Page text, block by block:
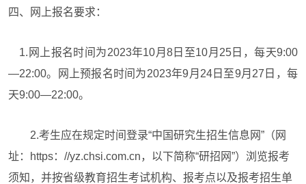
四、网上报名要求：
1.网上报名时间为2023年10月8日至10月25日，每天9:00
—22:00。网上预报名时间为2023年9月24日至9月27日，每
天9:00—22:00。
2.考生应在规定时间登录“中国研究生招生信息网”（网
址：https：//yz.chsi.com.cn，以下简称“研招网”）浏览报考
须知，并按省级教育招生考试机构、报考点以及报考招生单